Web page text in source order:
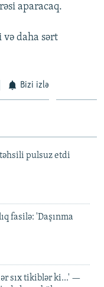
aparacaq.
və daha sərt
Bizi izlə
pulsuz etdi
fasilə: 'Daşınma
sıx tikiblər ki...' —